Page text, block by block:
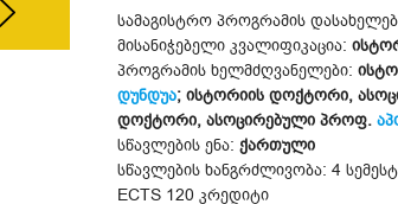
სამაგისტრო პროგრამის
მისანიჭებელი კვალიფიკაცია:
პროგრამის ხელმძღვანელები:
დუნდუა; ისტორიის დოქტორი,
დოქტორი, ასოცირებული პროფ.
სწავლების ენა: ქართული
სწავლების ხანგრძლივობა: 4
ECTS 120 კრედიტი